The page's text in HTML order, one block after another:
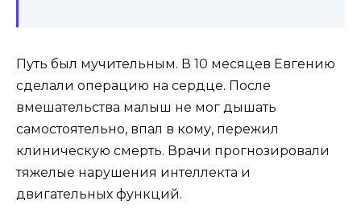
Путь был мучительным. В 10 месяцев Евгению
сделали операцию на сердце. После
вмешательства малыш не мог дышать
самостоятельно, впал в кому, пережил
клиническую смерть. Врачи прогнозировали
тяжелые нарушения интеллекта и
двигательных функций.